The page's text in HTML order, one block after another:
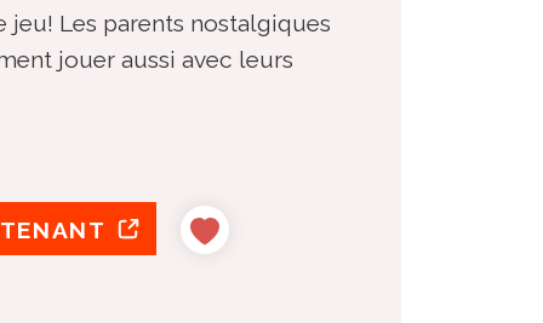
jeu! Les parents nostalgiques
jouer aussi avec leurs